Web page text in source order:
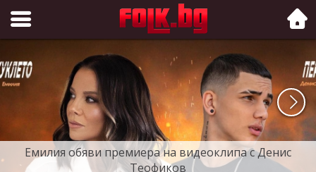
Folk.bg
Емилия обяви премиера на видеоклипа с Денис
Теофиков